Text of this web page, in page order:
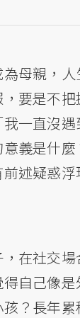
母親，人
要是不把
一直沒遇
義是什麼
述疑惑浮
在社交場
自己像是
？長年累